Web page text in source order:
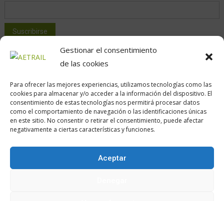
Gestionar el consentimiento
de las cookies
Para ofrecer las mejores experiencias, utilizamos tecnologías como las
cookies para almacenar y/o acceder a la información del dispositivo. El
consentimiento de estas tecnologías nos permitirá procesar datos
como el comportamiento de navegación o las identificaciones únicas
en este sitio. No consentir o retirar el consentimiento, puede afectar
negativamente a ciertas características y funciones.
Aceptar
Calle Daoiz, 12, Madrid